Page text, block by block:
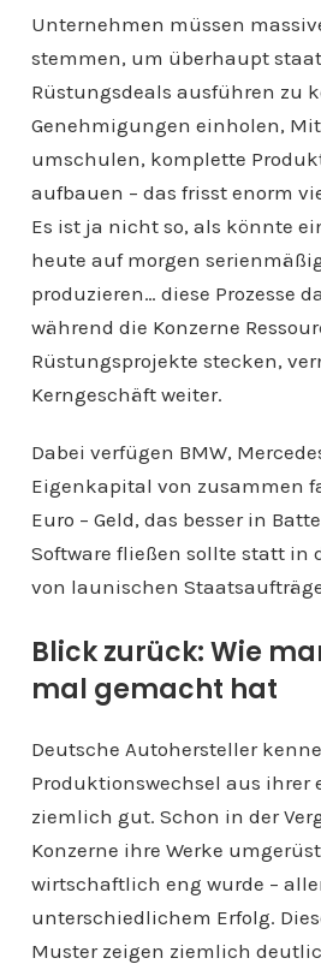
Unternehmen müssen
stemmen, um überhaupt
Rüstungsdeals ausführen zu
Genehmigungen einholen,
umschulen, komplette
aufbauen – das frisst enorm
Es ist ja nicht so, als könnte
heute auf morgen
produzieren… diese Prozesse
während die Konzerne
Rüstungsprojekte stecken,
Kerngeschäft weiter.
Dabei verfügen BMW,
Eigenkapital von zusammen
Euro – Geld, das besser in
Software fließen sollte statt in
von launischen
Blick zurück: Wie
mal gemacht hat
Deutsche Autohersteller
Produktionswechsel aus ihrer
ziemlich gut. Schon in der
Konzerne ihre Werke
wirtschaftlich eng wurde –
unterschiedlichem Erfolg.
Muster zeigen ziemlich